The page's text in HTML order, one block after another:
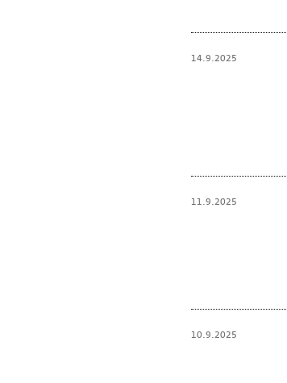
14.9.2025
11.9.2025
10.9.2025